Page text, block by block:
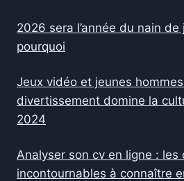
2026 sera l’année du nain
pourquoi
Jeux vidéo et jeunes
divertissement domine la
2024
Analyser son cv en ligne : les
incontournables à connaître